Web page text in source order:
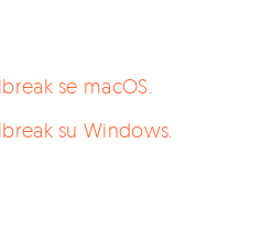
se macOS.
su Windows.